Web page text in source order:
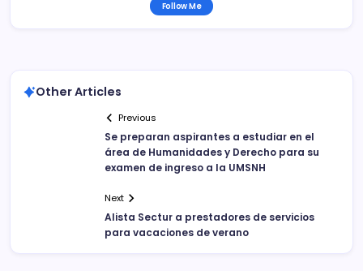
Follow Me
Other Articles
Previous
Se preparan aspirantes a estudiar en el
área de Humanidades y Derecho para su
examen de ingreso a la UMSNH
Next
Alista Sectur a prestadores de servicios
para vacaciones de verano